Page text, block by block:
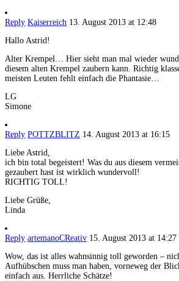
Reply Kaiserreich 13. August 2013 at 12:48
Hallo Astrid!
Alter Krempel… Hier sieht man mal wieder
diesem alten Krempel zaubern kann. Richtig
meisten Leuten fehlt einfach die Phantasie…
LG
Simone
Reply POTTZBLITZ 14. August 2013 at 16:15
Liebe Astrid,
ich bin total begeistert! Was du aus diesem
gezaubert hast ist wirklich wundervoll!
RICHTIG TOLL!
Liebe Grüße,
Linda
Reply artemanoCReativ 15. August 2013 at 14:27
Wow, das ist alles wahnsinnig toll geworden –
Aufhübschen muss man haben, vorneweg der
einfach aus. Herrliche Schätze!